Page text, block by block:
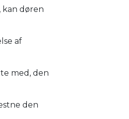
kan døren
af
med, den
den